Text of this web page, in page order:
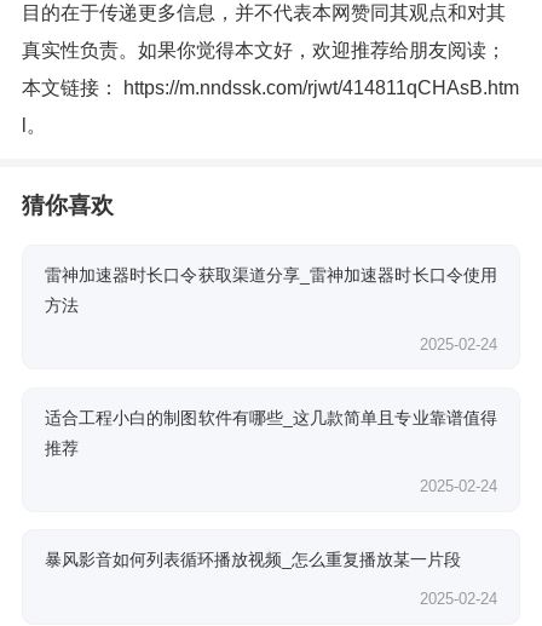
目的在于传递更多信息，并不代表本网赞同其观点和对其
真实性负责。如果你觉得本文好，欢迎推荐给朋友阅读；
本文链接：
https://m.nndssk.com/rjwt/414811qCHAsB.htm
。
猜你喜欢
雷神加速器时长口令获取渠道分享_雷神加速器时长口令使用
方法
2025-02-24
适合工程小白的制图软件有哪些_这几款简单且专业靠谱值得
推荐
2025-02-24
暴风影音如何列表循环播放视频_怎么重复播放某一片段
2025-02-24